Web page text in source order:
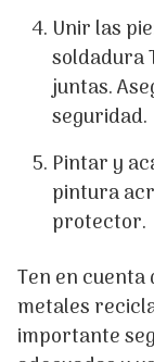
Unir las
soldadura
juntas.
seguridad.
Pintar y
pintura
protector.
Ten en cuenta
metales
importante